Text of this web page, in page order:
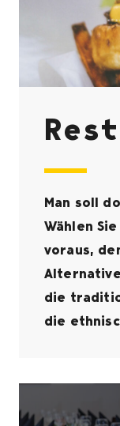
Man soll
Wählen
voraus,
die
die